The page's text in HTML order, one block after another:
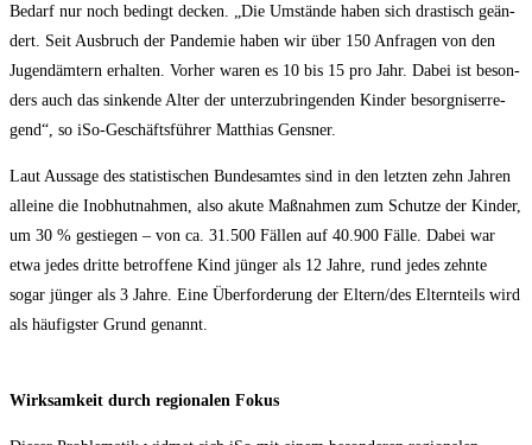
Bedarf nur noch bedingt decken. „Die Umstän­de haben sich dras­tisch geän­
dert. Seit Aus­bruch der Pan­de­mie haben wir über 150 Anfra­gen von den
Jugend­äm­tern erhal­ten. Vor­her waren es 10 bis 15 pro Jahr. Dabei ist beson­
ders auch das sin­ken­de Alter der unter­zu­brin­gen­den Kin­der besorg­nis­er­re­
gend“, so iSo-Geschäfts­füh­rer Mat­thi­as Gensner.
Laut Aus­sa­ge des sta­tis­ti­schen Bun­des­am­tes sind in den letz­ten zehn Jah­ren
allei­ne die Inob­hut­nah­men, also aku­te Maß­nah­men zum Schut­ze der Kin­der,
um 30 % gestie­gen – von ca. 31.500 Fäl­len auf 40.900 Fäl­le. Dabei war
etwa jedes drit­te betrof­fe­ne Kind jün­ger als 12 Jah­re, rund jedes zehn­te
sogar jün­ger als 3 Jah­re. Eine Über­for­de­rung der Eltern/​des Eltern­teils wird
als häu­figs­ter Grund genannt.
Wirk­sam­keit durch regio­na­len Fokus